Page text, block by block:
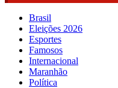
Brasil
Eleições 2026
Esportes
Famosos
Internacional
Maranhão
Política